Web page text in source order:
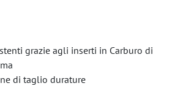
grazie agli inserti in Carburo di
di taglio durature